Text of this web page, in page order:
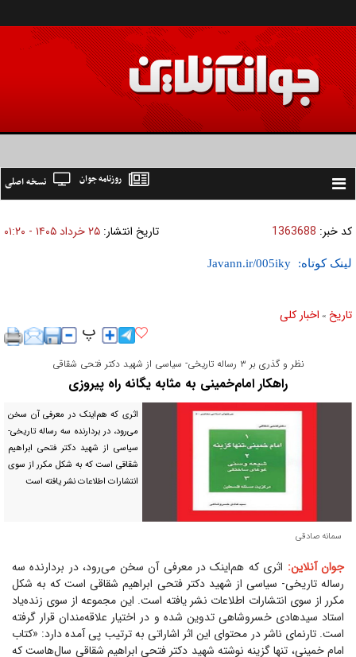
Toggle
نسخه اصلی روزنامه جوان
کد خبر: 1363688 تاریخ انتشار: ۲۵ خرداد ۱۴۰۵ - ۰۱:۲۰
لینک کوتاه:
تاریخ » اخبار کلی
نظر و گذری بر ۳ رساله تاریخی- سیاسی از شهید دکتر فتحی شقاقی
راهکار امام‌خمینی به مثابه یگانه راه پیروزی
اثری که هم‌اینک در معرفی آن سخن
می‌رود، در بردارنده سه رساله تاریخی-
سیاسی از شهید دکتر فتحی ابراهیم
شقاقی است که به شکل مکرر از سوی
انتشارات اطلاعات نشر یافته است
سمانه صادقی
جوان آنلاین: اثری که هم‌اینک در معرفی آن سخن می‌رود، در بردارنده سه
رساله تاریخی- سیاسی از شهید دکتر فتحی ابراهیم شقاقی است که به شکل
مکرر از سوی انتشارات اطلاعات نشر یافته است. این مجموعه از سوی زنده‌یاد
استاد سیدهادی خسروشاهی تدوین شده و در اختیار علاقه‌مندان قرار گرفته
است. تارنمای ناشر در محتوای این اثر اشاراتی به ترتیب پی آمده دارد: «کتاب
امام خمینی، تنها گزینه نوشته شهید دکتر فتحی ابراهیم شقاقی سال‌هاست که